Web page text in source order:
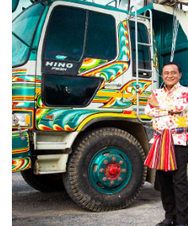
ค้นหา
SHARE TWEET